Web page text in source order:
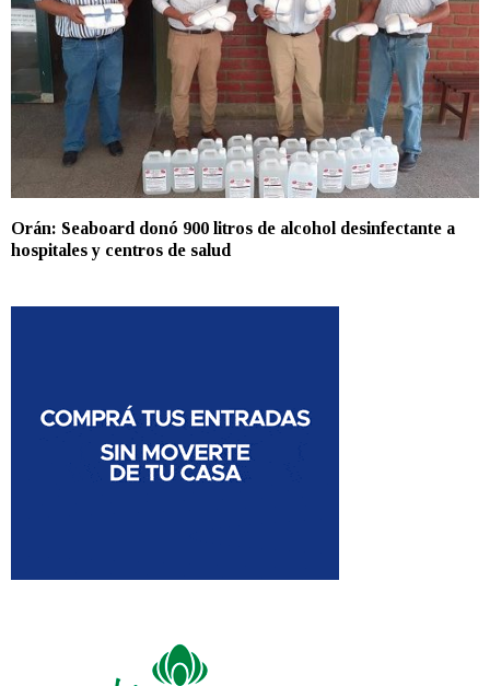
Orán: Seaboard donó 900 litros de alcohol desinfectante a
hospitales y centros de salud